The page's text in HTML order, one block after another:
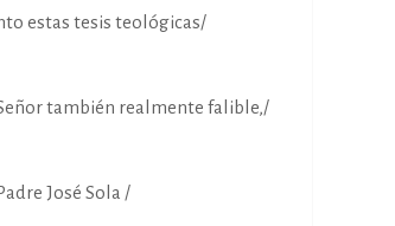
estas tesis teológicas/
también realmente falible,/
José Sola /